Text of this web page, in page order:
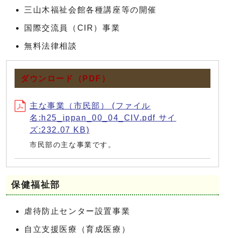
三山木福祉会館各種講座等の開催
国際交流員（CIR）事業
無料法律相談
ダウンロード（PDF）
主な事業（市民部） (ファイル
名:h25_ippan_00_04_CIV.pdf サイ
ズ:232.07 KB)
市民部の主な事業です。
保健福祉部
虐待防止センター設置事業
自立支援医療（育成医療）